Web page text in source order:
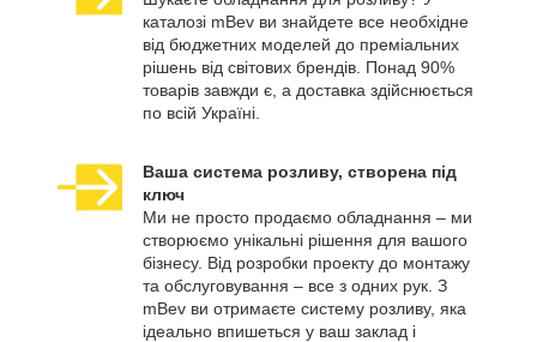
каталозі mBev ви знайдете все необхідне
від бюджетних моделей до преміальних
рішень від світових брендів. Понад 90%
товарів завжди є, а доставка здійснюється
по всій Україні.
Ваша система розливу, створена під
ключ
Ми не просто продаємо обладнання – ми
створюємо унікальні рішення для вашого
бізнесу. Від розробки проекту до монтажу
та обслуговування – все з одних рук. З
mBev ви отримаєте систему розливу, яка
ідеально впишеться у ваш заклад і